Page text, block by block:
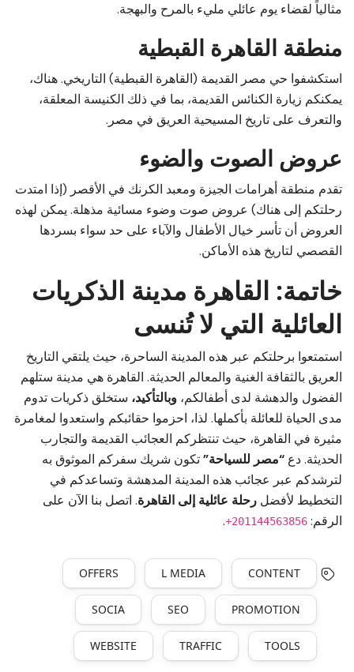
مثالياً لقضاء يوم عائلي مليء بالمرح والبهجة.
منطقة القاهرة القبطية
استكشفوا حي مصر القديمة (القاهرة القبطية) التاريخي. هناك،
يمكنكم زيارة الكنائس القديمة، بما في ذلك الكنيسة المعلقة،
والتعرف على تاريخ المسيحية العريق في مصر.
عروض الصوت والضوء
تقدم منطقة أهرامات الجيزة ومعبد الكرنك في الأقصر (إذا امتدت
رحلتكم إلى هناك) عروض صوت وضوء مسائية مذهلة. يمكن لهذه
العروض أن تأسر خيال الأطفال والآباء على حد سواء بسردها
القصصي لتاريخ هذه الأماكن.
خاتمة: القاهرة مدينة الذكريات
العائلية التي لا تُنسى
استمتعوا برحلتكم عبر هذه المدينة الساحرة، حيث يلتقي التاريخ
العريق بالثقافة الغنية والمعالم الحديثة. القاهرة هي مدينة ستلهم
الفضول والدهشة لدى أطفالكم، وبالتأكيد، ستخلق ذكريات تدوم
مدى الحياة للعائلة بأكملها. لذا، احزموا حقائبكم واستعدوا لمغامرة
مثيرة في القاهرة، حيث تنتظركم العجائب القديمة والتجارب
الحديثة. دع “مصر للسياحة”تكون شريك سفركم الموثوق به
لترشدكم عبر عجائب هذه المدينة المدهشة وتساعدكم في
التخطيط لأفضل رحلة عائلية إلى القاهرة. اتصل بنا الآن على
الرقم: +201144563856
.
CONTENT
L MEDIA
OFFERS
PROMOTION
SEO
SOCIA
TOOLS
TRAFFIC
WEBSITE